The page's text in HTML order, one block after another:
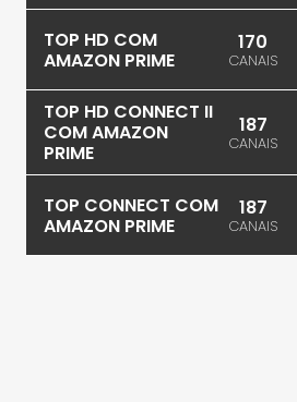
TOP HD COM
AMAZON PRIME
170
CANAIS
TOP HD CONNECT II
COM AMAZON
PRIME
187
CANAIS
TOP CONNECT COM
AMAZON PRIME
187
CANAIS